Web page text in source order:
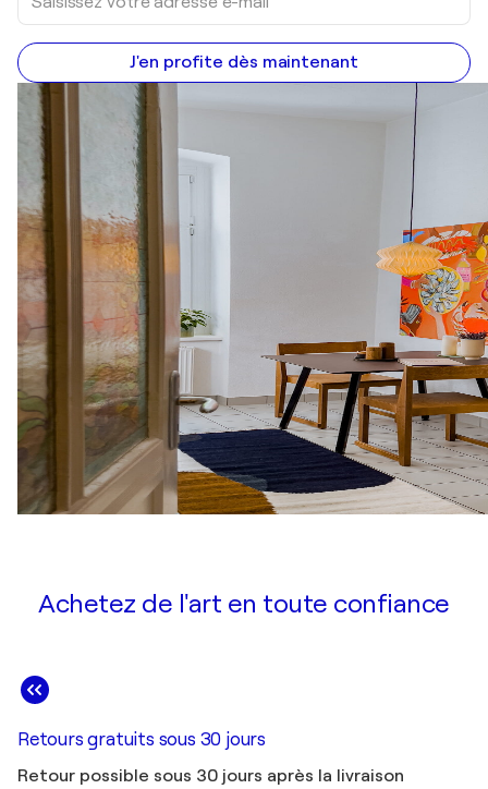
J'en profite dès maintenant
Achetez de l'art en toute confiance
Retours gratuits sous 30 jours
Retour possible sous 30 jours après la livraison